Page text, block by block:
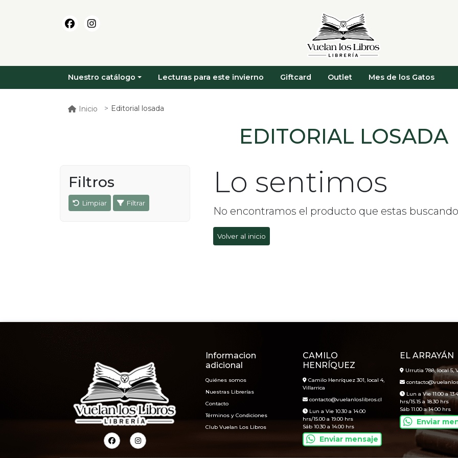
Nuestro catálogo Lecturas para este invierno Giftcard Outlet Mes de los Gatos
Inicio Editorial losada
EDITORIAL LOSADA
Filtros
Limpiar Filtrar
Lo sentimos
No encontramos el producto que estas buscando
Volver al inicio
Informacion
adicional
Quiénes somos
Nuestras Librerías
Contacto
Términos y Condiciones
Club Vuelan Los Libros
CAMILO
HENRÍQUEZ
Camilo Henríquez 301, local 4,
Villarrica
contacto@vuelanloslibros.cl
Lun a Vie 10.30 a 14.00
hrs/15.00 a 19.00 hrs
Sáb 10.30 a 14.00 hrs
Enviar mensaje
EL ARRAYÁN
Urrutia 788, local 5,
Lun a Vie 11.00 a
hrs/15.15 a 18.30 hrs
Sáb 11.00 a 14.00 hrs
Enviar